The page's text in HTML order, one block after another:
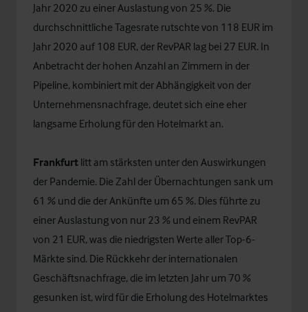
Jahr 2020 zu einer Auslastung von 25 %. Die
durchschnittliche Tagesrate rutschte von 118 EUR im
Jahr 2020 auf 108 EUR, der RevPAR lag bei 27 EUR. In
Anbetracht der hohen Anzahl an Zimmern in der
Pipeline, kombiniert mit der Abhängigkeit von der
Unternehmensnachfrage, deutet sich eine eher
langsame Erholung für den Hotelmarkt an.
Frankfurt litt am stärksten unter den Auswirkungen
der Pandemie. Die Zahl der Übernachtungen sank um
61 % und die der Ankünfte um 65 %. Dies führte zu
einer Auslastung von nur 23 % und einem RevPAR
von 21 EUR, was die niedrigsten Werte aller Top-6-
Märkte sind. Die Rückkehr der internationalen
Geschäftsnachfrage, die im letzten Jahr um 70 %
gesunken ist, wird für die Erholung des Hotelmarktes